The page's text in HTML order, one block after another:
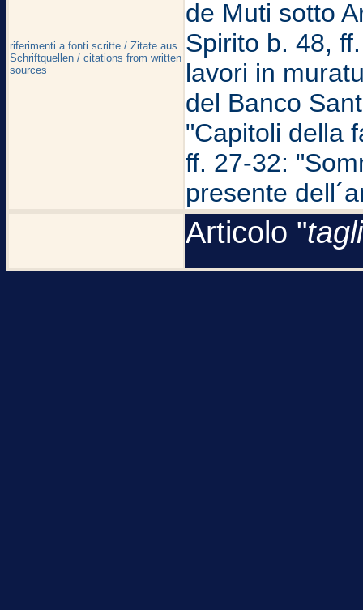
riferimenti a fonti scritte / Zitate aus
Schriftquellen / citations from written
sources
de Muti sotto
Spirito b. 48,
lavori in
del Banco
"Capitoli della
ff. 27-32:
presente
Articolo "